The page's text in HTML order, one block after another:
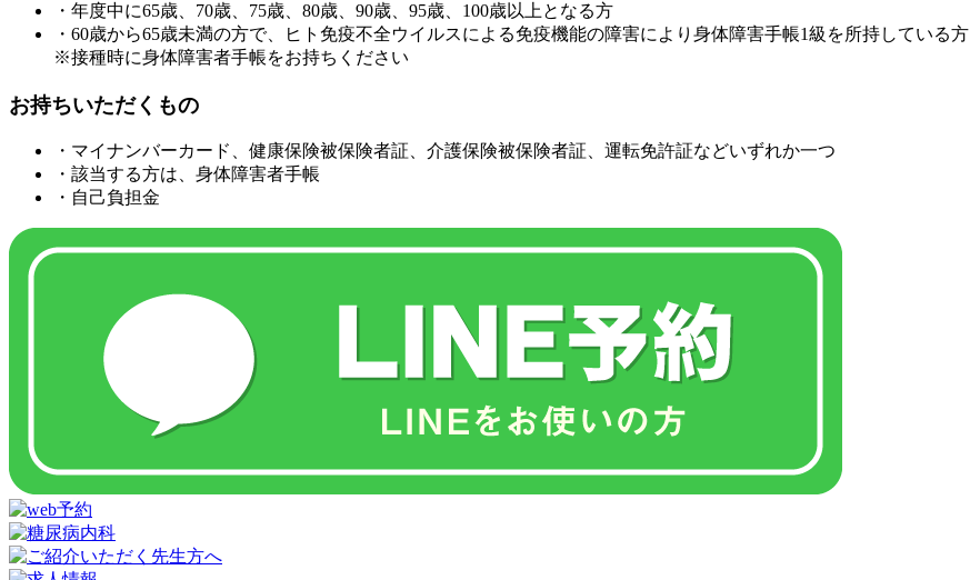
・年度中に65歳、70歳、75歳、80歳、90歳、95歳、100歳以上となる方
・60歳から65歳未満の方で、ヒト免疫不全ウイルスによる免疫機能の障害により身体障害手帳1級を所持している方
※接種時に身体障害者手帳をお持ちください
お持ちいただくもの
・マイナンバーカード、健康保険被保険者証、介護保険被保険者証、運転免許証などいずれか一つ
・該当する方は、身体障害者手帳
・自己負担金